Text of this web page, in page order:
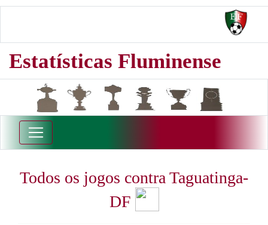
Estatísticas Fluminense
Todos os jogos contra Taguatinga-
DF